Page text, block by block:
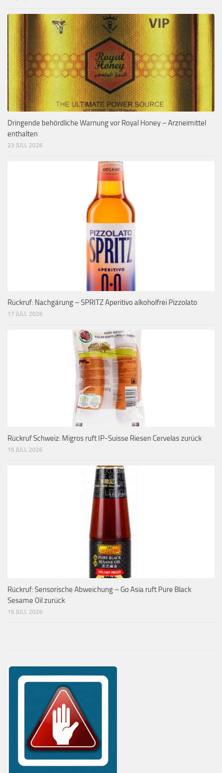
Dringende behördliche Warnung vor Royal Honey – Arzneimittel
enthalten
23 JULI, 2026
Rückruf: Nachgärung – SPRITZ Aperitivo alkoholfrei Pizzolato
17 JULI, 2026
Rückruf Schweiz: Migros ruft IP-Suisse Riesen Cervelas zurück
15 JULI, 2026
Rückruf: Sensorische Abweichung – Go Asia ruft Pure Black
Sesame Oil zurück
15 JULI, 2026